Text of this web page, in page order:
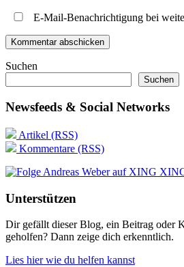
E-Mail-Benachrichtigung bei
Suchen
Suchen
Newsfeeds & Social Networks
Artikel (RSS)
Kommentare (RSS)
Unterstützen
Dir gefällt dieser Blog, ein Beitrag oder
geholfen? Dann zeige dich erkenntlich.
Lies hier wie du helfen kannst